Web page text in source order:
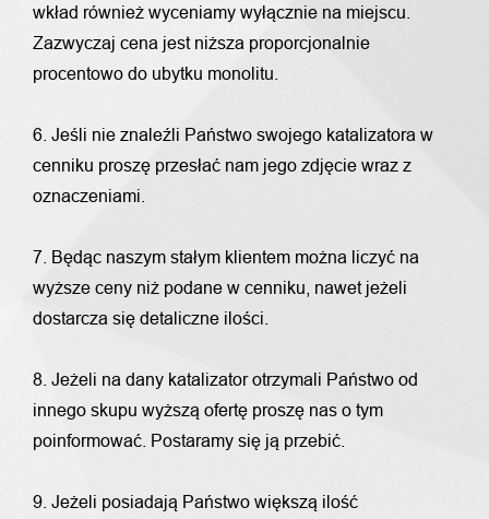
wkład również wyceniamy wyłącznie na miejscu.
Zazwyczaj cena jest niższa proporcjonalnie
procentowo do ubytku monolitu.
6. Jeśli nie znaleźli Państwo swojego katalizatora w
cenniku proszę przesłać nam jego zdjęcie wraz z
oznaczeniami.
7. Będąc naszym stałym klientem można liczyć na
wyższe ceny niż podane w cenniku, nawet jeżeli
dostarcza się detaliczne ilości.
8. Jeżeli na dany katalizator otrzymali Państwo od
innego skupu wyższą ofertę proszę nas o tym
poinformować. Postaramy się ją przebić.
9. Jeżeli posiadają Państwo większą ilość